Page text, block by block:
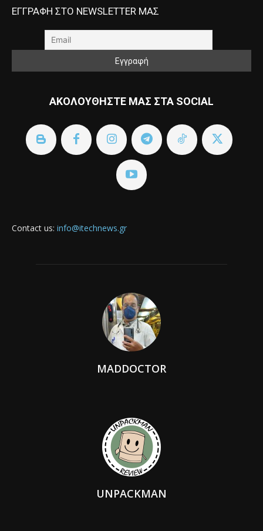
ΕΓΓΡΑΦΗ ΣΤΟ NEWSLETTER ΜΑΣ
ΑΚΟΛΟΥΘΗΣΤΕ ΜΑΣ ΣΤΑ SOCIAL
Contact us: info@itechnews.gr
MADDOCTOR
UNPACKMAN